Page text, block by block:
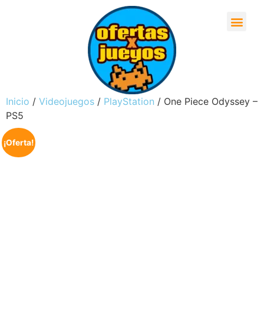
Inicio / Videojuegos / PlayStation / One Piece Odyssey –
PS5
¡Oferta!